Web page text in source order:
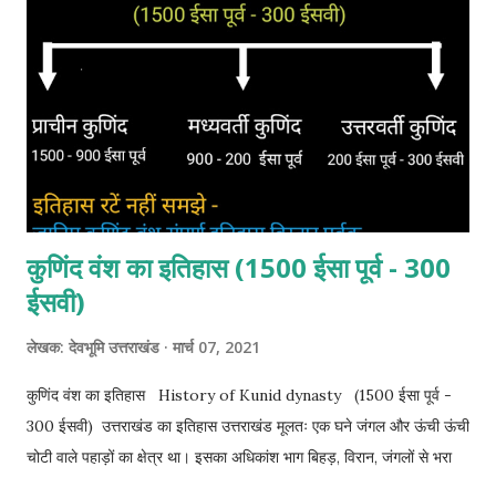
मुलाकात कत्यूरी नरेश ब्रह्मदेव से हो जाती है। ब्रह्मदेव सोमचंद की राजोचित,
योग्यता, रूप-रंग व व्यक्तित्व को देखकर अत्यधिक प्रभावित हो जाता है। और अपनी
एकलौती पुत्री चंपा का विवाह सोमचंद...
कुणिंद वंश का इतिहास (1500 ईसा पूर्व - 300
ईसवी)
लेखक: देवभूमि उत्तराखंड मार्च 07, 2021
कुणिंद वंश का इतिहास History of Kunid dynasty (1500 ईसा पूर्व -
300 ईसवी) उत्तराखंड का इतिहास उत्तराखंड मूलतः एक घने जंगल और ऊंची ऊंची
चोटी वाले पहाड़ों का क्षेत्र था। इसका अधिकांश भाग बिहड़, विरान, जंगलों से भरा